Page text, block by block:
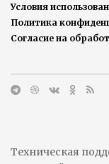
Условия
Политика
Согласие на
Техническая